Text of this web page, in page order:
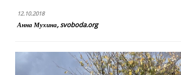
12.10.2018
Анна Мухина, svoboda.org